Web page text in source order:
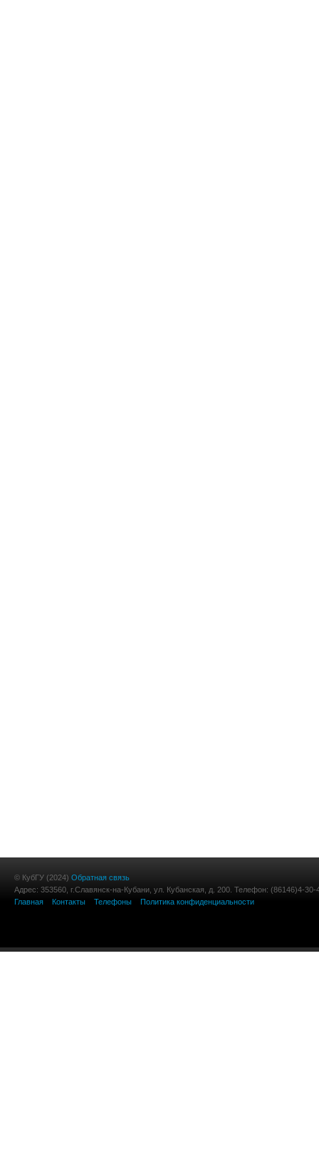
© КубГУ (2024) Обратная связь
Адрес: 353560, г.Славянск-на-Кубани, ул. Кубанская, д. 200. Телефон: (86146)4-30-
Главная
Контакты Телефоны Политика конфиденциальности